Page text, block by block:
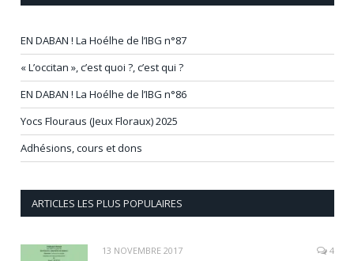
EN DABAN ! La Hoélhe de l’IBG n°87
« L’occitan », c’est quoi ?, c’est qui ?
EN DABAN ! La Hoélhe de l’IBG n°86
Yocs Flouraus (Jeux Floraux) 2025
Adhésions, cours et dons
ARTICLES LES PLUS POPULAIRES
13 NOVEMBRE 2017 4